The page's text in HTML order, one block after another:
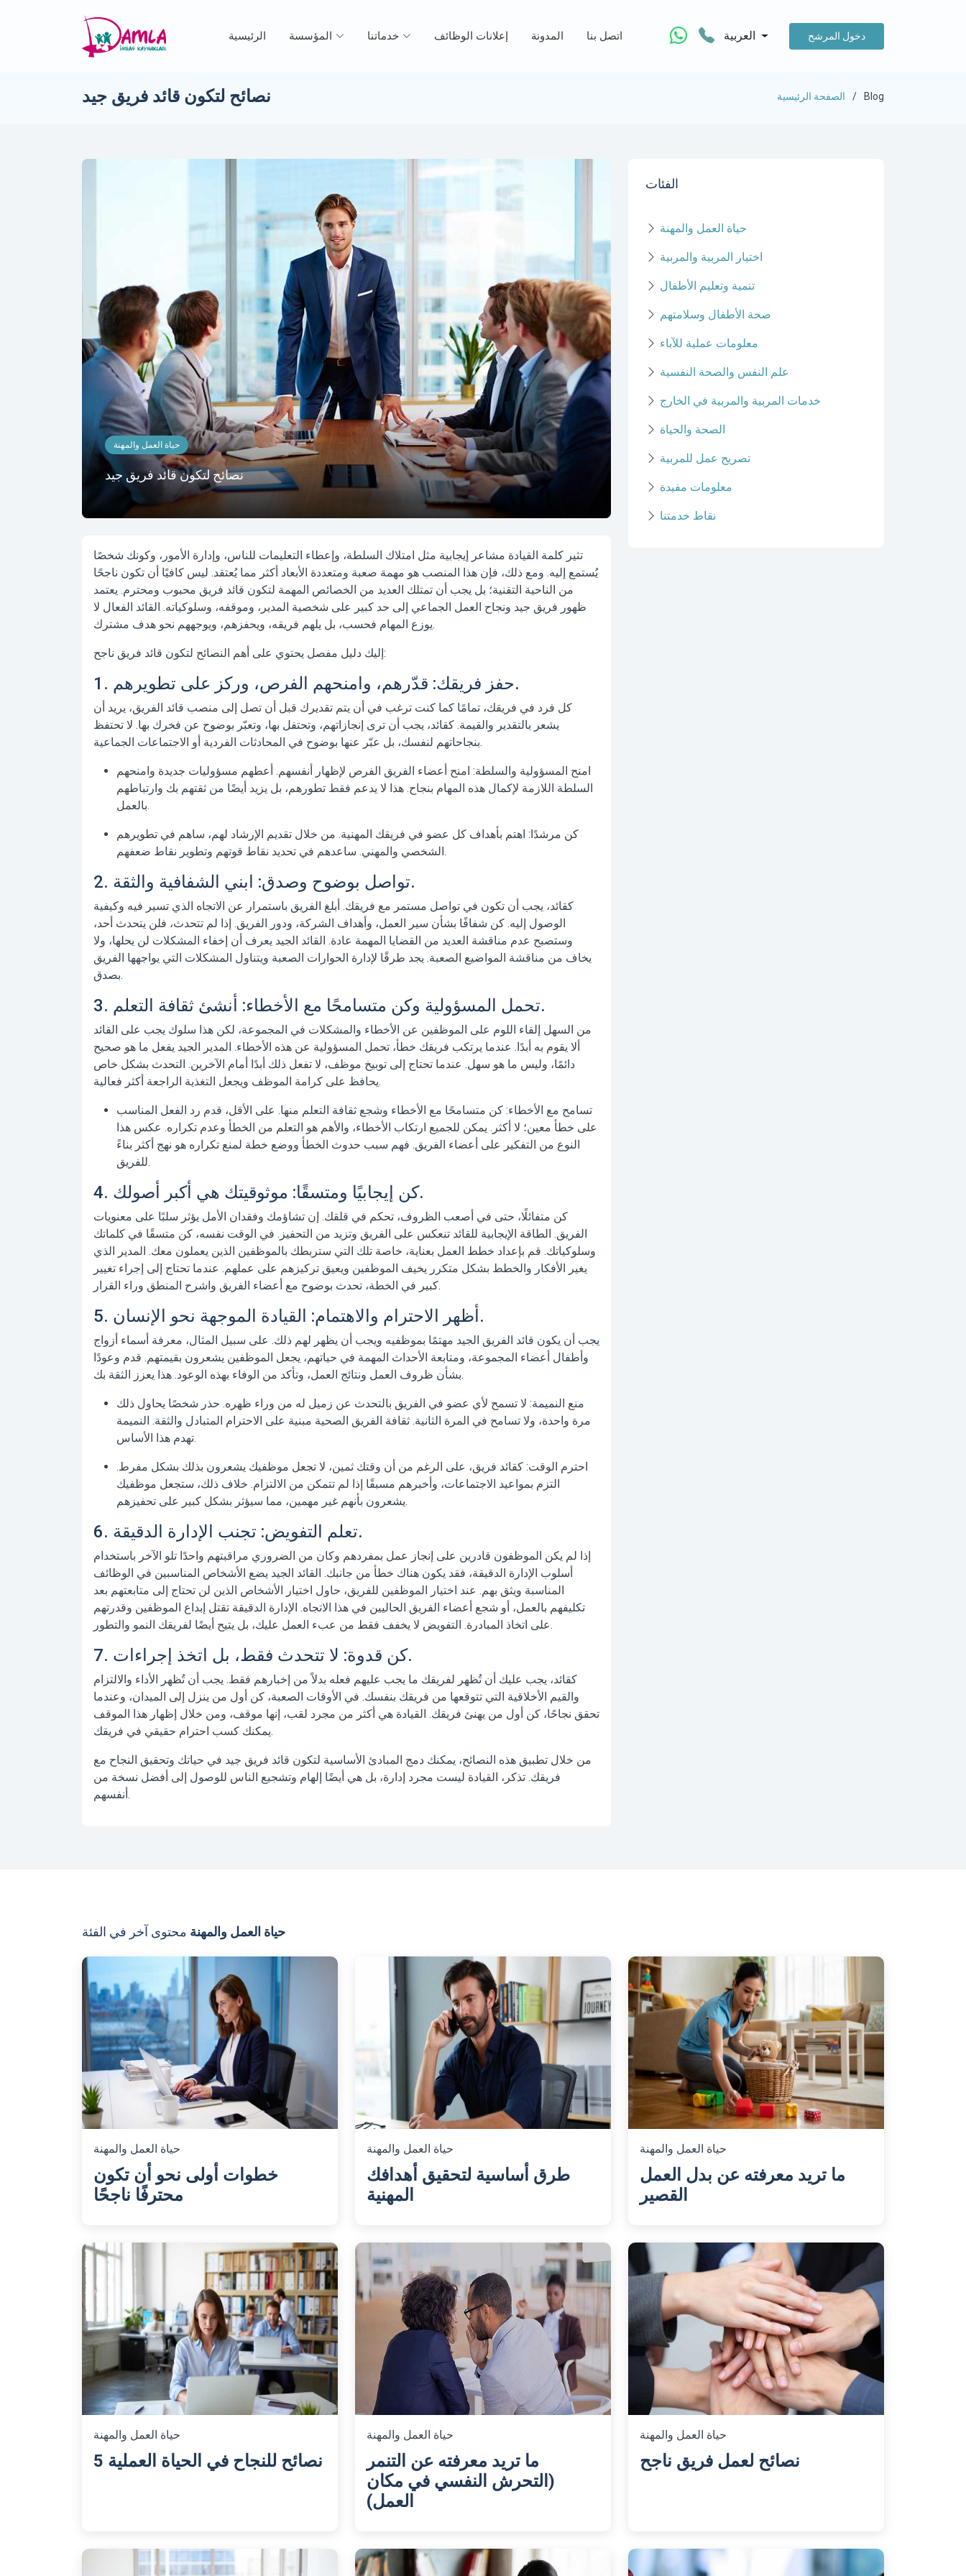
الرئيسية المؤسسة خدماتنا إعلانات الوظائف المدونة اتصل بنا العربية دخول المرشح
نصائح لتكون قائد فريق جيد الصفحة الرئيسية Blog
حياة العمل والمهنة
نصائح لتكون قائد فريق جيد
تثير كلمة القيادة مشاعر إيجابية مثل امتلاك السلطة، وإعطاء التعليمات للناس، وإدارة الأمور، وكونك شخصًا
يُستمع إليه. ومع ذلك، فإن هذا المنصب هو مهمة صعبة ومتعددة الأبعاد أكثر مما يُعتقد. ليس كافيًا أن تكون ناجحًا
من الناحية التقنية؛ بل يجب أن تمتلك العديد من الخصائص المهمة لتكون قائد فريق محبوب ومحترم. يعتمد
ظهور فريق جيد ونجاح العمل الجماعي إلى حد كبير على شخصية المدير، وموقفه، وسلوكياته. القائد الفعال لا
يوزع المهام فحسب، بل يلهم فريقه، ويحفزهم، ويوجههم نحو هدف مشترك.
إليك دليل مفصل يحتوي على أهم النصائح لتكون قائد فريق ناجح:
1. حفز فريقك: قدّرهم، وامنحهم الفرص، وركز على تطويرهم.
كل فرد في فريقك، تمامًا كما كنت ترغب في أن يتم تقديرك قبل أن تصل إلى منصب قائد الفريق، يريد أن
يشعر بالتقدير والقيمة. كقائد، يجب أن ترى إنجازاتهم، وتحتفل بها، وتعبّر بوضوح عن فخرك بها. لا تحتفظ
بنجاحاتهم لنفسك، بل عبّر عنها بوضوح في المحادثات الفردية أو الاجتماعات الجماعية.
امنح المسؤولية والسلطة: امنح أعضاء الفريق الفرص لإظهار أنفسهم. أعطهم مسؤوليات جديدة وامنحهم
السلطة اللازمة لإكمال هذه المهام بنجاح. هذا لا يدعم فقط تطورهم، بل يزيد أيضًا من ثقتهم بك وارتباطهم
بالعمل.
كن مرشدًا: اهتم بأهداف كل عضو في فريقك المهنية. من خلال تقديم الإرشاد لهم، ساهم في تطويرهم
الشخصي والمهني. ساعدهم في تحديد نقاط قوتهم وتطوير نقاط ضعفهم.
2. تواصل بوضوح وصدق: ابني الشفافية والثقة.
كقائد، يجب أن تكون في تواصل مستمر مع فريقك. أبلغ الفريق باستمرار عن الاتجاه الذي تسير فيه وكيفية
الوصول إليه. كن شفافًا بشأن سير العمل، وأهداف الشركة، ودور الفريق. إذا لم تتحدث، فلن يتحدث أحد،
وستصبح عدم مناقشة العديد من القضايا المهمة عادة. القائد الجيد يعرف أن إخفاء المشكلات لن يحلها، ولا
يخاف من مناقشة المواضيع الصعبة. يجد طرقًا لإدارة الحوارات الصعبة ويتناول المشكلات التي يواجهها الفريق
بصدق.
3. تحمل المسؤولية وكن متسامحًا مع الأخطاء: أنشئ ثقافة التعلم.
من السهل إلقاء اللوم على الموظفين عن الأخطاء والمشكلات في المجموعة، لكن هذا سلوك يجب على القائد
ألا يقوم به أبدًا. عندما يرتكب فريقك خطأ، تحمل المسؤولية عن هذه الأخطاء. المدير الجيد يفعل ما هو صحيح
دائمًا، وليس ما هو سهل. عندما تحتاج إلى توبيخ موظف، لا تفعل ذلك أبدًا أمام الآخرين. التحدث بشكل خاص
يحافظ على كرامة الموظف ويجعل التغذية الراجعة أكثر فعالية.
تسامح مع الأخطاء: كن متسامحًا مع الأخطاء وشجع ثقافة التعلم منها. على الأقل، قدم رد الفعل المناسب
على خطأ معين؛ لا أكثر. يمكن للجميع ارتكاب الأخطاء، والأهم هو التعلم من الخطأ وعدم تكراره. عكس هذا
النوع من التفكير على أعضاء الفريق. فهم سبب حدوث الخطأ ووضع خطة لمنع تكراره هو نهج أكثر بناءً
للفريق.
4. كن إيجابيًا ومتسقًا: موثوقيتك هي أكبر أصولك.
كن متفائلًا، حتى في أصعب الظروف، تحكم في قلقك. إن تشاؤمك وفقدان الأمل يؤثر سلبًا على معنويات
الفريق. الطاقة الإيجابية للقائد تنعكس على الفريق وتزيد من التحفيز. في الوقت نفسه، كن متسقًا في كلماتك
وسلوكياتك. قم بإعداد خطط العمل بعناية، خاصة تلك التي ستربطك بالموظفين الذين يعملون معك. المدير الذي
يغير الأفكار والخطط بشكل متكرر يخيف الموظفين ويعيق تركيزهم على عملهم. عندما تحتاج إلى إجراء تغيير
كبير في الخطة، تحدث بوضوح مع أعضاء الفريق واشرح المنطق وراء القرار.
5. أظهر الاحترام والاهتمام: القيادة الموجهة نحو الإنسان.
يجب أن يكون قائد الفريق الجيد مهتمًا بموظفيه ويجب أن يظهر لهم ذلك. على سبيل المثال، معرفة أسماء أزواج
وأطفال أعضاء المجموعة، ومتابعة الأحداث المهمة في حياتهم، يجعل الموظفين يشعرون بقيمتهم. قدم وعودًا
بشأن ظروف العمل ونتائج العمل، وتأكد من الوفاء بهذه الوعود. هذا يعزز الثقة بك.
منع النميمة: لا تسمح لأي عضو في الفريق بالتحدث عن زميل له من وراء ظهره. حذر شخصًا يحاول ذلك
مرة واحدة، ولا تسامح في المرة الثانية. ثقافة الفريق الصحية مبنية على الاحترام المتبادل والثقة. النميمة
تهدم هذا الأساس.
احترم الوقت: كقائد فريق، على الرغم من أن وقتك ثمين، لا تجعل موظفيك يشعرون بذلك بشكل مفرط.
التزم بمواعيد الاجتماعات، وأخبرهم مسبقًا إذا لم تتمكن من الالتزام. خلاف ذلك، ستجعل موظفيك
يشعرون بأنهم غير مهمين، مما سيؤثر بشكل كبير على تحفيزهم.
6. تعلم التفويض: تجنب الإدارة الدقيقة.
إذا لم يكن الموظفون قادرين على إنجاز عمل بمفردهم وكان من الضروري مراقبتهم واحدًا تلو الآخر باستخدام
أسلوب الإدارة الدقيقة، فقد يكون هناك خطأ من جانبك. القائد الجيد يضع الأشخاص المناسبين في الوظائف
المناسبة ويثق بهم. عند اختيار الموظفين للفريق، حاول اختيار الأشخاص الذين لن تحتاج إلى متابعتهم بعد
تكليفهم بالعمل، أو شجع أعضاء الفريق الحاليين في هذا الاتجاه. الإدارة الدقيقة تقتل إبداع الموظفين وقدرتهم
على اتخاذ المبادرة. التفويض لا يخفف فقط من عبء العمل عليك، بل يتيح أيضًا لفريقك النمو والتطور.
7. كن قدوة: لا تتحدث فقط، بل اتخذ إجراءات.
كقائد، يجب عليك أن تُظهر لفريقك ما يجب عليهم فعله بدلاً من إخبارهم فقط. يجب أن تُظهر الأداء والالتزام
والقيم الأخلاقية التي تتوقعها من فريقك بنفسك. في الأوقات الصعبة، كن أول من ينزل إلى الميدان، وعندما
تحقق نجاحًا، كن أول من يهنئ فريقك. القيادة هي أكثر من مجرد لقب، إنها موقف، ومن خلال إظهار هذا الموقف
يمكنك كسب احترام حقيقي في فريقك.
من خلال تطبيق هذه النصائح، يمكنك دمج المبادئ الأساسية لتكون قائد فريق جيد في حياتك وتحقيق النجاح مع
فريقك. تذكر، القيادة ليست مجرد إدارة، بل هي أيضًا إلهام وتشجيع الناس للوصول إلى أفضل نسخة من
أنفسهم.
الفئات
حياة العمل والمهنة
اختيار المربية والمربية
تنمية وتعليم الأطفال
صحة الأطفال وسلامتهم
معلومات عملية للآباء
علم النفس والصحة النفسية
خدمات المربية والمربية في الخارج
الصحة والحياة
تصريح عمل للمربية
معلومات مفيدة
نقاط خدمتنا
حياة العمل والمهنة محتوى آخر في الفئة
حياة العمل والمهنة
خطوات أولى نحو أن تكون
محترفًا ناجحًا
حياة العمل والمهنة
طرق أساسية لتحقيق أهدافك
المهنية
حياة العمل والمهنة
ما تريد معرفته عن بدل العمل
القصير
حياة العمل والمهنة
5 نصائح للنجاح في الحياة العملية
حياة العمل والمهنة
ما تريد معرفته عن التنمر
(التحرش النفسي في مكان
العمل)
حياة العمل والمهنة
نصائح لعمل فريق ناجح